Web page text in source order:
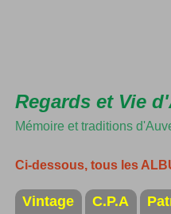
Regards et Vie
Mémoire et traditions
Ci-dessous, tous les
Vintage C.P.A